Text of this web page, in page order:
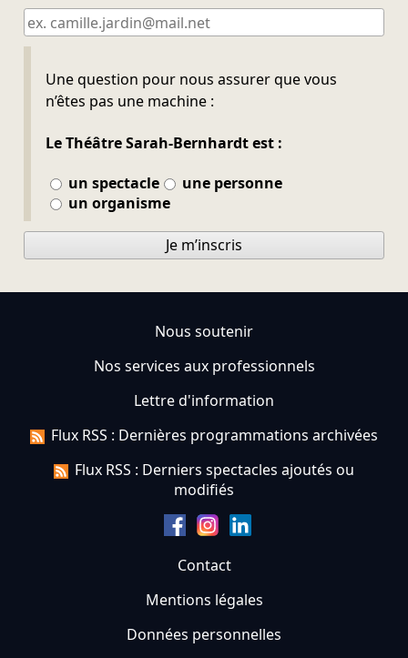
Une question pour nous assurer que vous
n’êtes pas une machine :
Le Théâtre Sarah-Bernhardt est :
un spectacle
une personne
un organisme
Ne pas remplir
Je m’inscris
Nous soutenir
Nos services aux professionnels
Lettre d'information
Flux RSS : Dernières programmations archivées
Flux RSS : Derniers spectacles ajoutés ou
modifiés
Contact
Mentions légales
Données personnelles